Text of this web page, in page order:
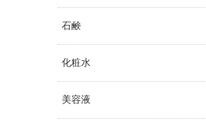
石鹸
化粧水
美容液